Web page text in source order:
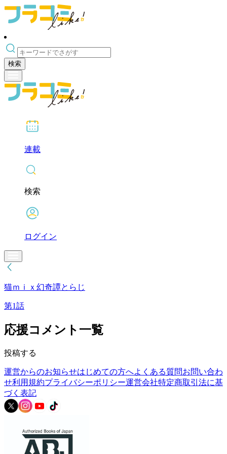
検索
連載
検索
ログイン
猫ｍｉｘ幻奇譚とらじ
第1話
応援コメント一覧
投稿する
運営からのお知らせはじめての方へよくある質問お問い合わ
せ利用規約プライバシーポリシー運営会社特定商取引法に基
づく表記